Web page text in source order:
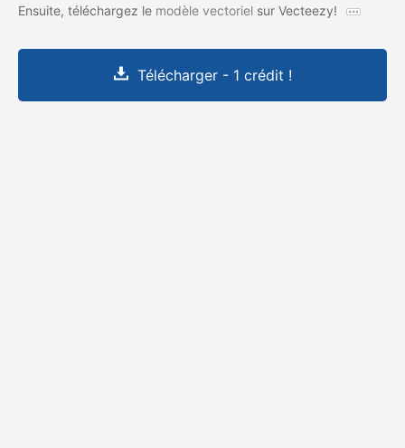
Ensuite, téléchargez le modèle vectoriel sur Vecteezy!
Télécharger - 1 crédit !